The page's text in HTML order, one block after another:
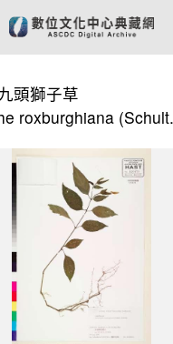
頭獅子草
roxburghiana